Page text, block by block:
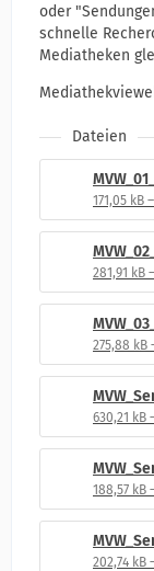
oder
schnelle
Mediatheken
Dateien
171,05 kB
281,91 kB
275,88 kB
630,21 kB
188,57 kB
202,74 kB